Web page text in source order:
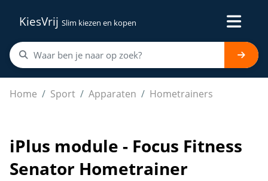
KiesVrij Slim kiezen en kopen
Home Sport Apparaten Hometrainers
iPlus module - Focus Fitness Senator Hometrainer
iPlus module - Focus Fitness
Senator Hometrainer